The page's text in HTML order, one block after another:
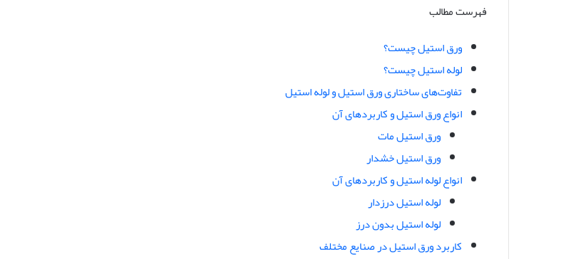
ل
ی
م
ی
فهرست مطالب
ورق استیل چیست؟
لوله استیل چیست؟
تفاوت‌های ساختاری ورق استیل و لوله استیل
انواع ورق استیل و کاربردهای آن
ورق استیل مات
ورق استیل خشدار
انواع لوله استیل و کاربردهای آن
لوله استیل درزدار
لوله استیل بدون درز
کاربرد ورق استیل در صنایع مختلف